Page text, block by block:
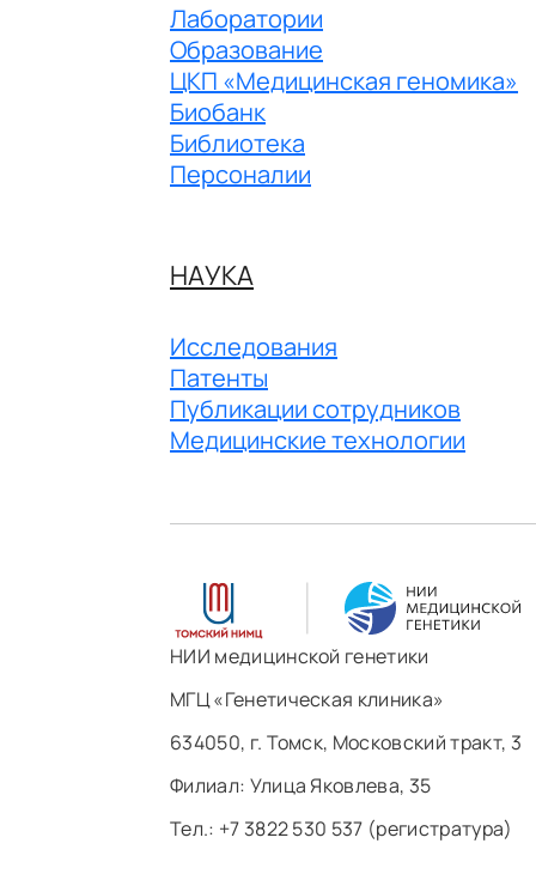
Лаборатории
Образование
ЦКП «Медицинская геномика»
Биобанк
Библиотека
Персоналии
НАУКА
Исследования
Патенты
Публикации сотрудников
Медицинские технологии
НИИ медицинской генетики
МГЦ «Генетическая клиника»
634050, г. Томск, Московский тракт, 3
Филиал: ​Улица Яковлева, 35
Тел.: +7 3822 530 537 (регистратура)